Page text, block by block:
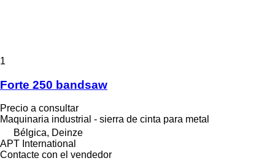
1
Forte 250 bandsaw
Precio a consultar
Maquinaria industrial - sierra de cinta para metal
Bélgica, Deinze
APT International
Contacte con el vendedor